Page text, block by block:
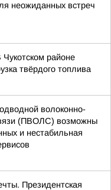
неожиданных встреч
районе
твёрдого топлива
волоконно-
(ПВОЛС) возможны
и нестабильная
Президентская